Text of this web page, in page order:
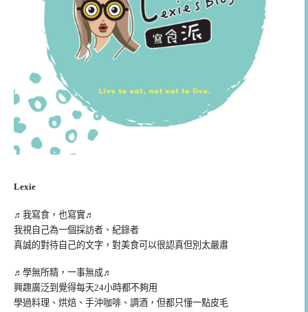
Lexie
♬我寫食，也寫實♬
我視自己為一個採訪者、紀錄者
真誠的對待自己的文字，對美食可以很認真但別太嚴肅
♬學無所精，一事無成♬
興趣廣泛到覺得每天24小時都不夠用
學過料理、烘焙、手沖咖啡、調酒，但都只懂一點皮毛